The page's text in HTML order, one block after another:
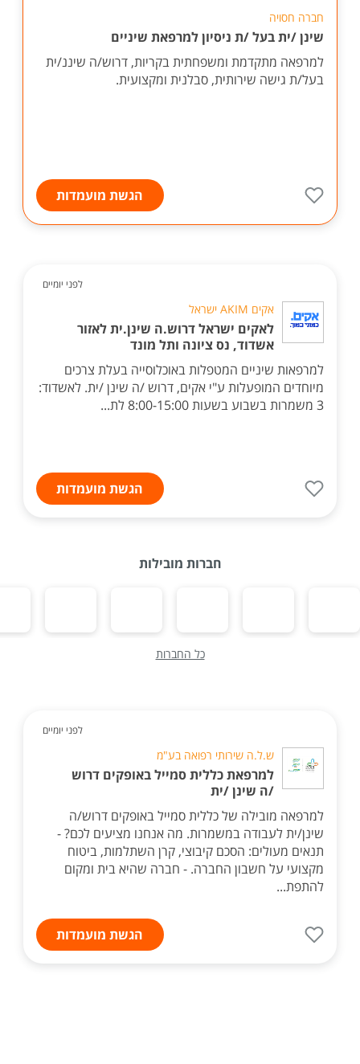
חברה חסויה
שינן /ית בעל /ת ניסיון למרפאת שיניים
למרפאה מתקדמת ומשפחתית בקריות, דרוש/ה שיננ/ית
בעל/ת גישה שירותית, סבלנית ומקצועית.
הגשת מועמדות
לפני יומיים
אקים AKIM ישראל
לאקים ישראל דרוש.ה שינן.ית לאזור
אשדוד, נס ציונה ותל מונד
למרפאות שיניים המטפלות באוכלוסייה בעלת צרכים
מיוחדים המופעלות ע"י אקים, דרוש /ה שינן /ית. לאשדוד:
3 משמרות בשבוע בשעות 8:00-15:00 לת...
הגשת מועמדות
חברות מובילות
כל החברות
לפני יומיים
ש.ל.ה שירותי רפואה בע"מ
למרפאת כללית סמייל באופקים דרוש
/ה שינן /ית
למרפאה מובילה של כללית סמייל באופקים דרוש/ה
שינן/ית לעבודה במשמרות. מה אנחנו מציעים לכם? -
תנאים מעולים: הסכם קיבוצי, קרן השתלמות, ביטוח
מקצועי על חשבון החברה. - חברה שהיא בית ומקום
להתפת...
הגשת מועמדות